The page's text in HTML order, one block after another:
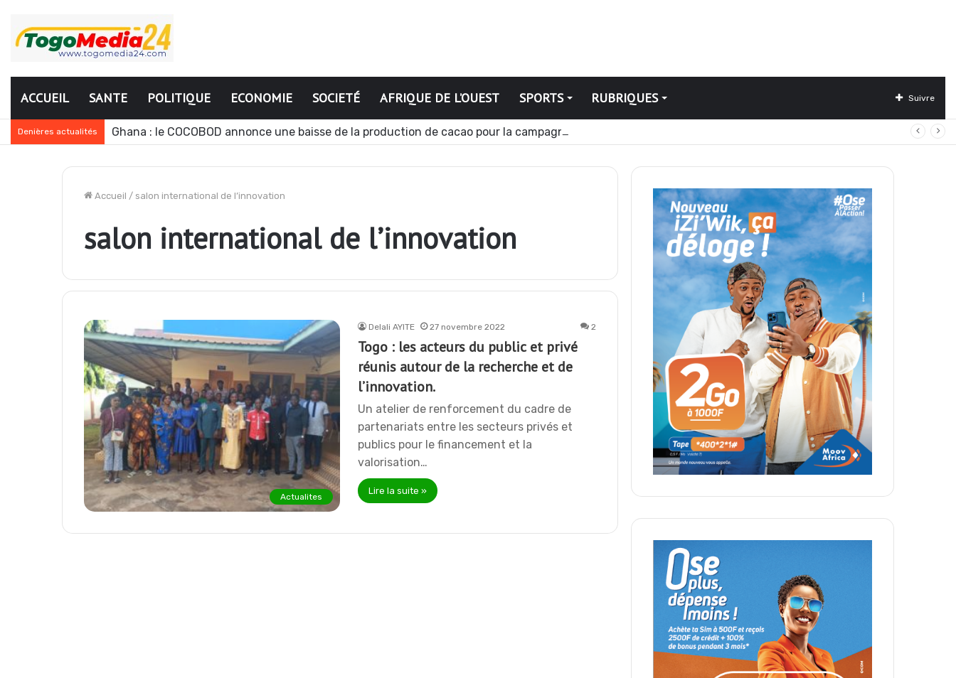
ACCUEIL SANTE POLITIQUE ECONOMIE SOCIETÉ AFRIQUE DE L’OUEST SPORTS RUBRIQUES Suivre
Denières actualités Ghana : le COCOBOD annonce une baisse de la production de cacao pour la campagne 2026-2027
Accueil / salon international de l’innovation
salon international de l’innovation
Actualites
Delali AYITE 27 novembre 2022 2
Togo : les acteurs du public et privé
réunis autour de la recherche et de
l’innovation.
Un atelier de renforcement du cadre de
partenariats entre les secteurs privés et
publics pour le financement et la
valorisation…
Lire la suite »